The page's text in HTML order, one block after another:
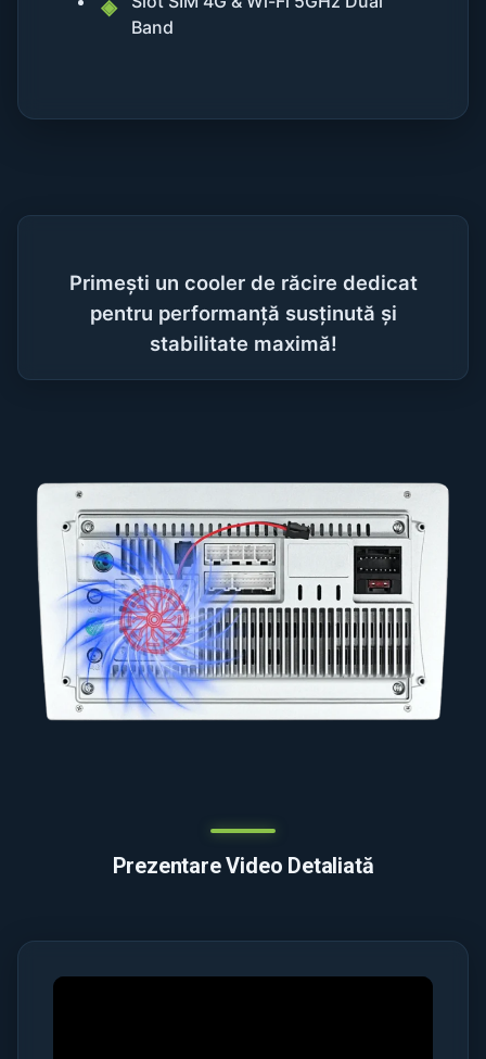
Band
Primești un cooler de răcire dedicat
pentru performanță susținută și
stabilitate maximă!
Prezentare Video Detaliată